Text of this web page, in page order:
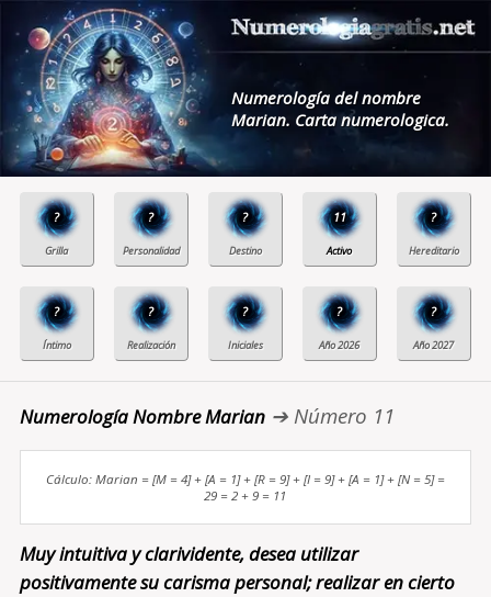
Numerología del nombre
Marian. Carta numerologica.
? ? ? 11 ?
? ? ? ? ?
Numerología Nombre Marian➔ Número 11
Cálculo: Marian = [M = 4] + [A = 1] + [R = 9] + [I = 9] + [A = 1] + [N = 5] =
29 = 2 + 9 = 11
Muy intuitiva y clarividente, desea utilizar
positivamente su carisma personal; realizar en cierto